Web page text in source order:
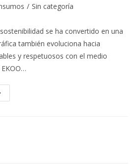
/ Sin categoría
se ha convertido en una
también evoluciona hacia
y respetuosos con el medio